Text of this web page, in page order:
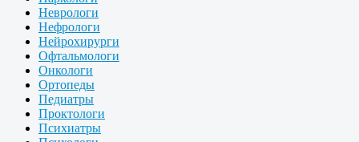
Неврологи
Нефрологи
Нейрохирурги
Офтальмологи
Онкологи
Ортопеды
Педиатры
Проктологи
Психиатры